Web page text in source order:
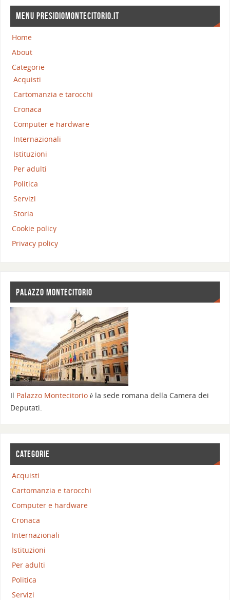
MENU PRESIDIOMONTECITORIO.IT
Home
About
Categorie
Acquisti
Cartomanzia e tarocchi
Cronaca
Computer e hardware
Internazionali
Istituzioni
Per adulti
Politica
Servizi
Storia
Cookie policy
Privacy policy
PALAZZO MONTECITORIO
Il Palazzo Montecitorioè la sede romana della Camera dei
Deputati.
CATEGORIE
Acquisti
Cartomanzia e tarocchi
Computer e hardware
Cronaca
Internazionali
Istituzioni
Per adulti
Politica
Servizi